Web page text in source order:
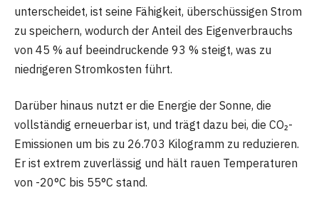
unterscheidet, ist seine Fähigkeit, überschüssigen Strom
zu speichern, wodurch der Anteil des Eigenverbrauchs
von 45 % auf beeindruckende 93 % steigt, was zu
niedrigeren Stromkosten führt.
Darüber hinaus nutzt er die Energie der Sonne, die
vollständig erneuerbar ist, und trägt dazu bei, die CO₂-
Emissionen um bis zu 26.703 Kilogramm zu reduzieren.
Er ist extrem zuverlässig und hält rauen Temperaturen
von -20°C bis 55°C stand.